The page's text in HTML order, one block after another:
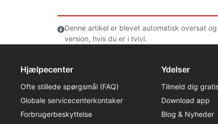
Denne artikel er blevet automatisk oversat
version, hvis du er i tvivl.
Hjælpecenter
Ofte stillede spørgsmål (FAQ)
Globale servicecenterkontaker
Forbrugerbeskyttelse
Ydelser
Tilmeld dig
Download app
Blog & Nyheder